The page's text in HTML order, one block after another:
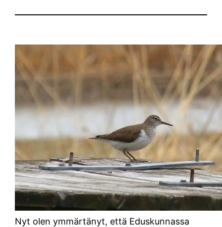
Nyt olen ymmärtänyt, että Eduskunnassa